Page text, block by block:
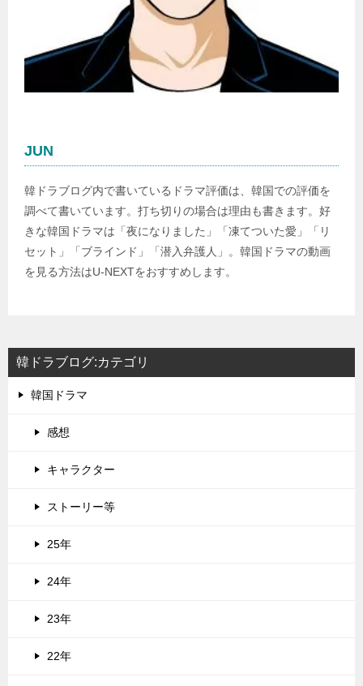
JUN
韓ドラブログ内で書いているドラマ評価は、韓国での評価を
調べて書いています。打ち切りの場合は理由も書きます。好
きな韓国ドラマは「夜になりました」「凍てついた愛」「リ
セット」「ブラインド」「潜入弁護人」。韓国ドラマの動画
を見る方法はU-NEXTをおすすめします。
韓ドラブログ:カテゴリ
韓国ドラマ
感想
キャラクター
ストーリー等
25年
24年
23年
22年